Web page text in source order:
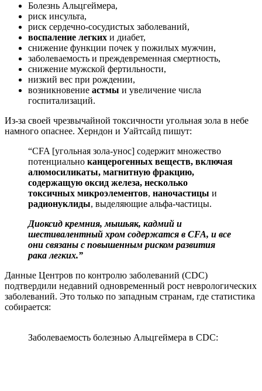
Болезнь Альцгеймера,
риск инсульта,
риск сердечно-сосудистых заболеваний,
воспаление легких и диабет,
снижение функции почек у пожилых мужчин,
заболеваемость и преждевременная смертность,
снижение мужской фертильности,
низкий вес при рождении,
возникновение астмы и увеличение числа
госпитализаций.
Из-за своей чрезвычайной токсичности угольная зола в небе
намного опаснее. Херндон и Уайтсайд пишут:
“CFA [угольная зола-унос] содержит множество
потенциально канцерогенных веществ, включая
алюмосиликаты, магнитную фракцию,
содержащую оксид железа, несколько
токсичных микроэлементов, наночастицы и
радионуклиды, выделяющие альфа-частицы.
Диоксид кремния, мышьяк, кадмий и
шестивалентный хром содержатся в CFA, и все
они связаны с повышенным риском развития
рака легких.”
Данные Центров по контролю заболеваний (CDC)
подтвердили недавний одновременный рост неврологических
заболеваний. Это только по западным странам, где статистика
собирается:
Заболеваемость болезнью Альцгеймера в CDC: